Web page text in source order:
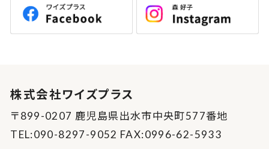
株式会社ワイズプラス
〒899-0207 鹿児島県出水市中央町577番地
TEL:090-8297-9052 FAX:0996-62-5933